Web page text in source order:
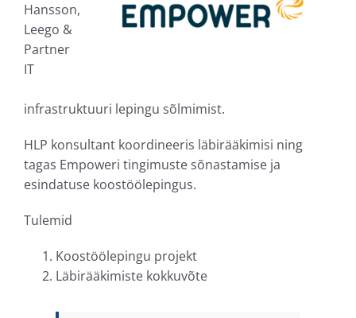
Hansson,
Leego &
Partner
IT
infrastruktuuri lepingu sõlmimist.
HLP konsultant koordineeris läbirääkimisi ning
tagas Empoweri tingimuste sõnastamise ja
esindatuse koostöölepingus.
Tulemid
Koostöölepingu projekt
Läbirääkimiste kokkuvõte